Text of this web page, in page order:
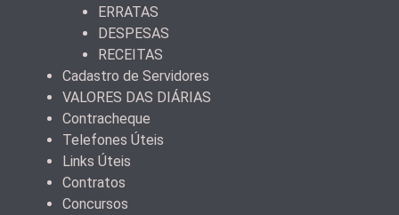
ERRATAS
DESPESAS
RECEITAS
Cadastro de Servidores
VALORES DAS DIÁRIAS
Contracheque
Telefones Úteis
Links Úteis
Contratos
Concursos